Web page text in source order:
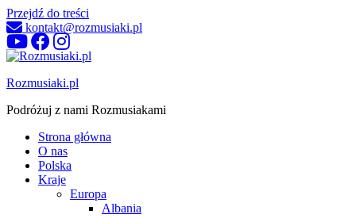
Przejdź do treści
kontakt@rozmusiaki.pl
Rozmusiaki.pl
Podróżuj z nami Rozmusiakami
Strona główna
O nas
Polska
Kraje
Europa
Albania